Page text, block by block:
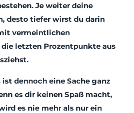
Je weiter deine
desto tiefer wirst du darin
vermeintlichen
letzten Prozentpunkte aus
ist dennoch eine Sache ganz
es dir keinen Spaß macht,
es nie mehr als nur ein